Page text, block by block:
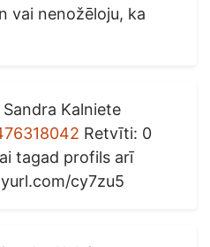
vai nenožēloju, ka
Kalniete
Retvīti: 0
tagad profils arī
cy7zu5